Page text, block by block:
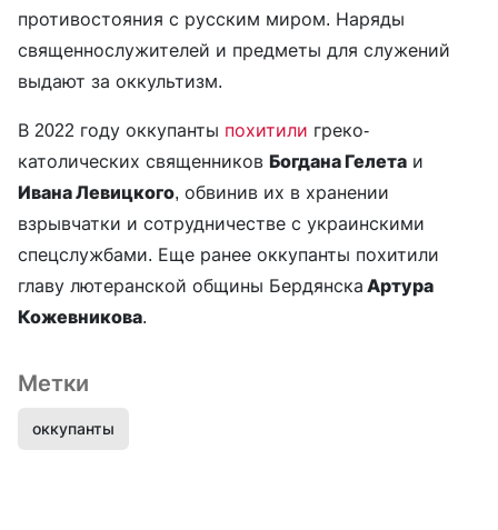
противостояния с русским миром. Наряды
священнослужителей и предметы для служений
выдают за оккультизм.
В 2022 году оккупанты похитили греко-
католических священников Богдана Гелета и
Ивана Левицкого, обвинив их в хранении
взрывчатки и сотрудничестве с украинскими
спецслужбами. Еще ранее оккупанты похитили
главу лютеранской общины Бердянска Артура
Кожевникова.
Метки
оккупанты